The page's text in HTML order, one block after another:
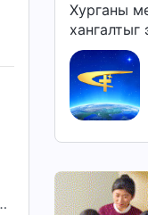
9:27
Хурганы
хангалтыг